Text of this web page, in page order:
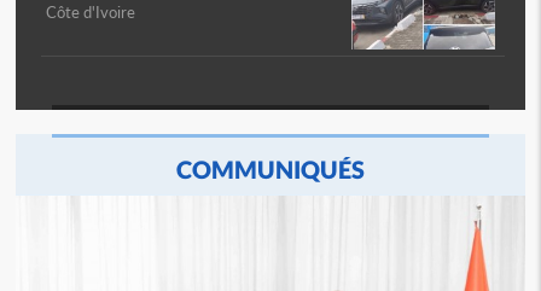
Côte d'Ivoire
COMMUNIQUÉS